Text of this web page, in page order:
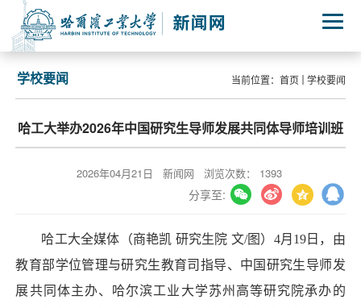
当前位置： 首页 学校要闻
学校要闻
哈工大举办2026年中国研究生导师发展共同体导师培训班
2026年04月21日 新闻网 浏览次数： 1393
分享至:
哈工大全媒体（商艳凯 研究生院 文/图）4月19日，由
教育部学位管理与研究生教育司指导、中国研究生导师发
展共同体主办、哈尔滨工业大学苏州高等研究院承办的